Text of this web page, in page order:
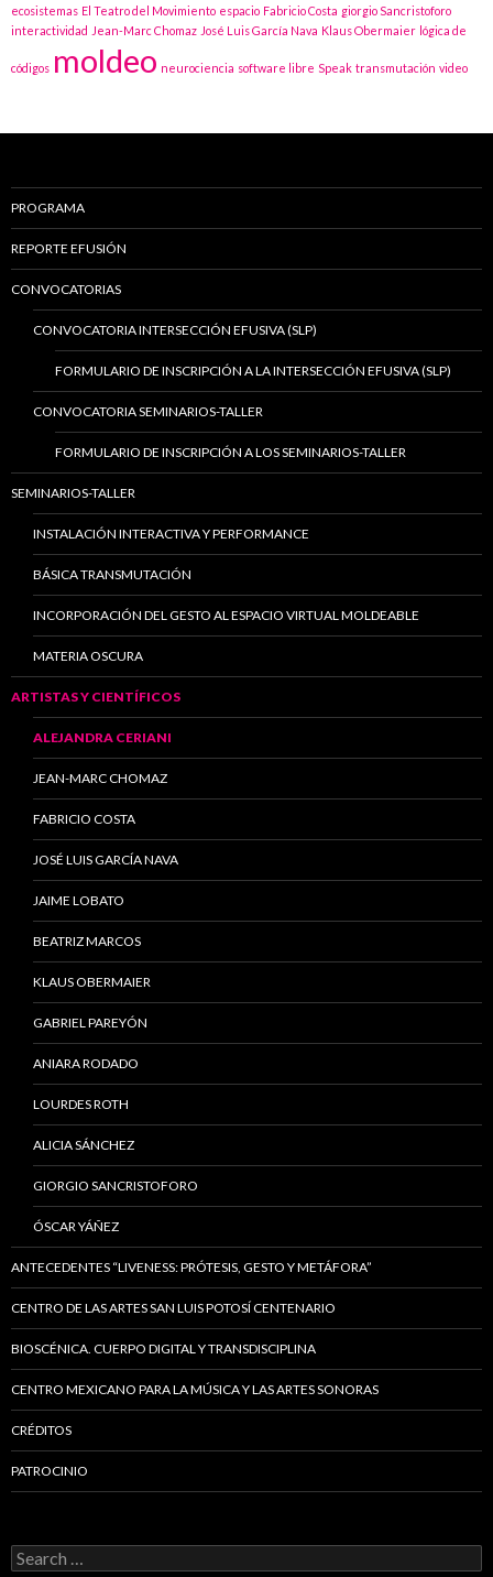
ecosistemas El Teatro del Movimiento espacio Fabricio Costa giorgio Sancristoforo
interactividad Jean-Marc Chomaz José Luis García Nava Klaus Obermaier lógica de
códigos moldeo neurociencia software libre Speak transmutación video
PROGRAMA
REPORTE EFUSIÓN
CONVOCATORIAS
CONVOCATORIA INTERSECCIÓN EFUSIVA (SLP)
FORMULARIO DE INSCRIPCIÓN A LA INTERSECCIÓN EFUSIVA (SLP)
CONVOCATORIA SEMINARIOS-TALLER
FORMULARIO DE INSCRIPCIÓN A LOS SEMINARIOS-TALLER
SEMINARIOS-TALLER
INSTALACIÓN INTERACTIVA Y PERFORMANCE
BÁSICA TRANSMUTACIÓN
INCORPORACIÓN DEL GESTO AL ESPACIO VIRTUAL MOLDEABLE
MATERIA OSCURA
ARTISTAS Y CIENTÍFICOS
ALEJANDRA CERIANI
JEAN-MARC CHOMAZ
FABRICIO COSTA
JOSÉ LUIS GARCÍA NAVA
JAIME LOBATO
BEATRIZ MARCOS
KLAUS OBERMAIER
GABRIEL PAREYÓN
ANIARA RODADO
LOURDES ROTH
ALICIA SÁNCHEZ
GIORGIO SANCRISTOFORO
ÓSCAR YÁÑEZ
ANTECEDENTES “LIVENESS: PRÓTESIS, GESTO Y METÁFORA”
CENTRO DE LAS ARTES SAN LUIS POTOSÍ CENTENARIO
BIOSCÉNICA. CUERPO DIGITAL Y TRANSDISCIPLINA
CENTRO MEXICANO PARA LA MÚSICA Y LAS ARTES SONORAS
CRÉDITOS
PATROCINIO
Search
for: